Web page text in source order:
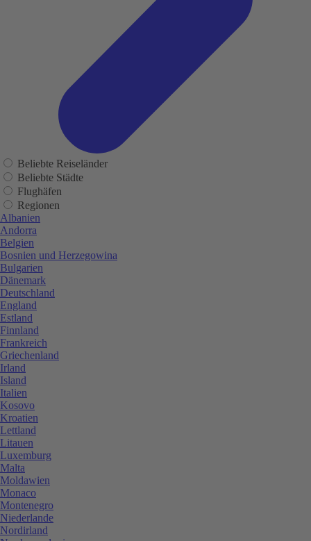
Beliebte Reiseländer
Beliebte Städte
Flughäfen
Regionen
Albanien
Andorra
Belgien
Bosnien und Herzegowina
Bulgarien
Dänemark
Deutschland
England
Estland
Finnland
Frankreich
Griechenland
Irland
Island
Italien
Kosovo
Kroatien
Lettland
Litauen
Luxemburg
Malta
Moldawien
Monaco
Montenegro
Niederlande
Nordirland